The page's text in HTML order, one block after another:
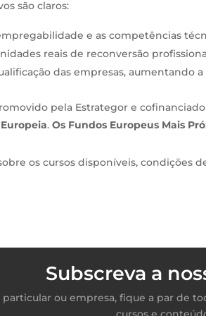
são claros:
e as competências
reais de reconversão
das empresas, aumentando
pela Estrategor e
.Os Fundos Europeus Mais
os cursos disponíveis, condições
Subscreva a
particular ou empresa, fique a par de